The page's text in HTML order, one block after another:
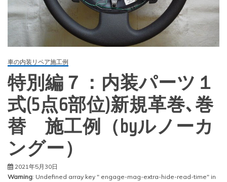
車の内装リペア施工例
特別編７：内装パーツ１
式(5点6部位)新規革巻､巻
替 施工例（byルノーカ
ングー）
2021年5月30日
Warning: Undefined array key " engage-mag-extra-hide-read-time" in